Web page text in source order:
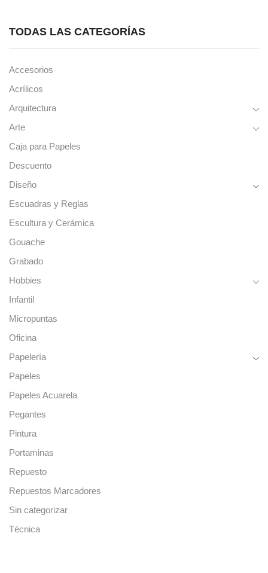
TODAS LAS CATEGORÍAS
Accesorios
Acrílicos
Arquitectura
Arte
Caja para Papeles
Descuento
Diseño
Escuadras y Reglas
Escultura y Cerámica
Gouache
Grabado
Hobbies
Infantil
Micropuntas
Oficina
Papelería
Papeles
Papeles Acuarela
Pegantes
Pintura
Portaminas
Repuesto
Repuestos Marcadores
Sin categorizar
Técnica